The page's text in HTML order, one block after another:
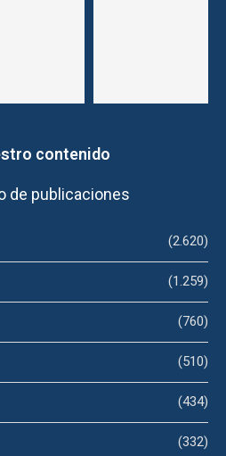
contenido
de publicaciones
(2.620)
(1.259)
(760)
(510)
(434)
(332)